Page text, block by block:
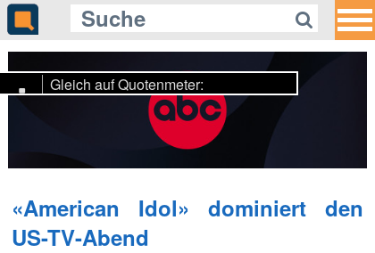
Gleich auf Quotenmeter:
«plan b» zeigt Spartipps für
Fernreisen mit kleinem Budget
«American Idol» dominiert den
US-TV-Abend